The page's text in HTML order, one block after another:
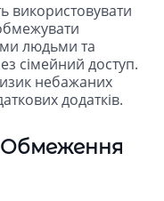
використовувати
людьми та
сімейний доступ.
небажаних
додатків.